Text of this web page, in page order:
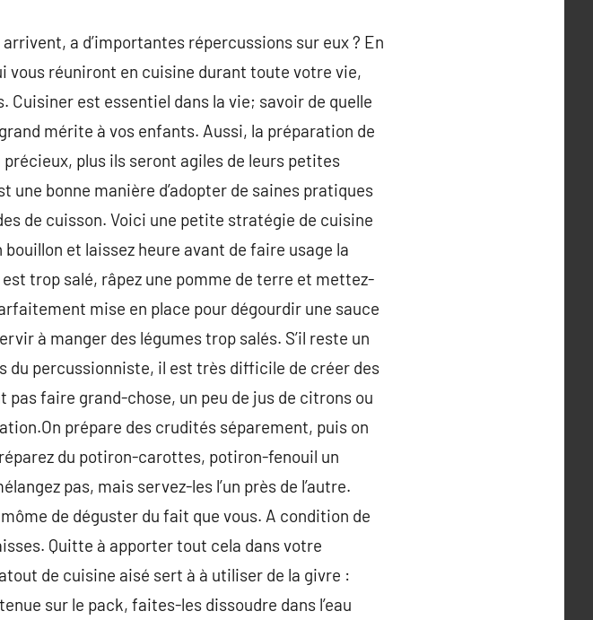
a d’importantes répercussions sur eux ? En
vous réuniront en cuisine durant toute votre vie,
est essentiel dans la vie; savoir de quelle
mérite à vos enfants. Aussi, la préparation de
plus ils seront agiles de leurs petites
une bonne manière d’adopter de saines pratiques
de cuisson. Voici une petite stratégie de cuisine
et laissez heure avant de faire usage la
trop salé, râpez une pomme de terre et mettez-
mise en place pour dégourdir une sauce
à manger des légumes trop salés. S’il reste un
du percussionniste, il est très difficile de créer des
pas faire grand-chose, un peu de jus de citrons ou
prépare des crudités séparement, puis on
du potiron-carottes, potiron-fenouil un
pas, mais servez-les l’un près de l’autre.
de déguster du fait que vous. A condition de
Quitte à apporter tout cela dans votre
de cuisine aisé sert à à utiliser de la givre :
sur le pack, faites-les dissoudre dans l’eau